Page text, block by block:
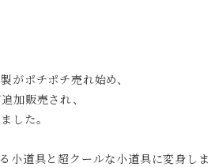
がポチポチ売れ始め、
加販売され、
した。
小道具と超クールな小道具に変身しま